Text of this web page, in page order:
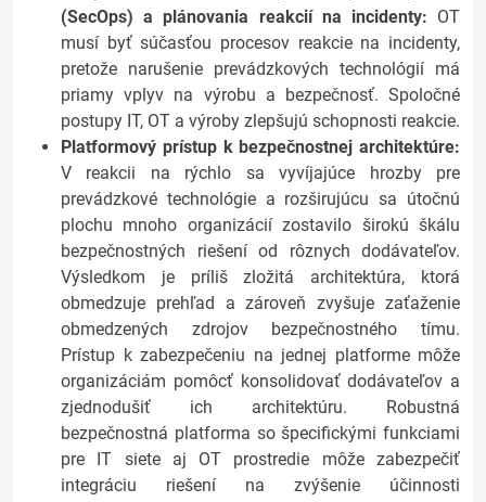
(SecOps) a plánovania reakcií na incidenty: OT
musí byť súčasťou procesov reakcie na incidenty,
pretože narušenie prevádzkových technológií má
priamy vplyv na výrobu a bezpečnosť. Spoločné
postupy IT, OT a výroby zlepšujú schopnosti reakcie.
Platformový prístup k bezpečnostnej architektúre:
V reakcii na rýchlo sa vyvíjajúce hrozby pre
prevádzkové technológie a rozširujúcu sa útočnú
plochu mnoho organizácií zostavilo širokú škálu
bezpečnostných riešení od rôznych dodávateľov.
Výsledkom je príliš zložitá architektúra, ktorá
obmedzuje prehľad a zároveň zvyšuje zaťaženie
obmedzených zdrojov bezpečnostného tímu.
Prístup k zabezpečeniu na jednej platforme môže
organizáciám pomôcť konsolidovať dodávateľov a
zjednodušiť ich architektúru. Robustná
bezpečnostná platforma so špecifickými funkciami
pre IT siete aj OT prostredie môže zabezpečiť
integráciu riešení na zvýšenie účinnosti